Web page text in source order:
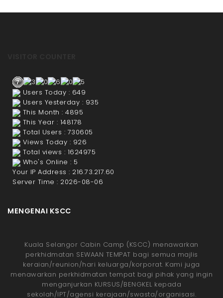
Users Today : 649
Users Yesterday : 935
This Month : 4895
This Year : 148178
Total Users : 730605
Views Today : 926
Total views : 1624975
Who's Online : 5
Your IP Address : 216.73.217.60
Server Time : 2026-08-06
MENGENAI KSCC
Kuala Selangor Cabin Camp (KSCC) menawarkan
perkhidmatan SEWAAN TEMPAT bagi semua majlis
keraian/reunion/hari keluarga/korporat. Kami juga
menawarkan perkhidmatan tempat bagi pihak yang ingin
menganjurkan KURSUS/BENGKEL kepada
sekolah/IPT/agensi kerajaan/swasta/organisasi.